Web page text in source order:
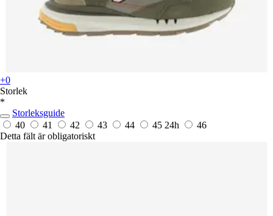
+0
Storlek
*
Storleksguide
40
41 42 43 44 45 24h
46
Detta fält är obligatoriskt